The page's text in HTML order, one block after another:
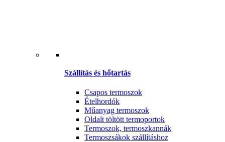
Szállítás és hőtartás
Csapos termoszok
Ételhordók
Műanyag termoszok
Oldalt töltött termoportok
Termoszok, termoszkannák
Termoszsákok szállításhoz